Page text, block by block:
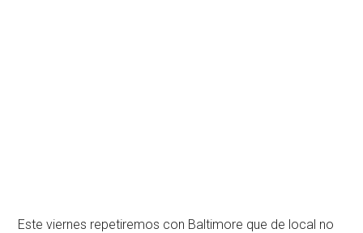
Este viernes repetiremos con Baltimore que de local no